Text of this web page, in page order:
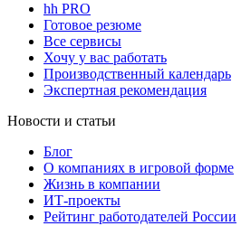
hh PRO
Готовое резюме
Все сервисы
Хочу у вас работать
Производственный календарь
Экспертная рекомендация
Новости и статьи
Блог
О компаниях в игровой форме
Жизнь в компании
ИТ-проекты
Рейтинг работодателей России